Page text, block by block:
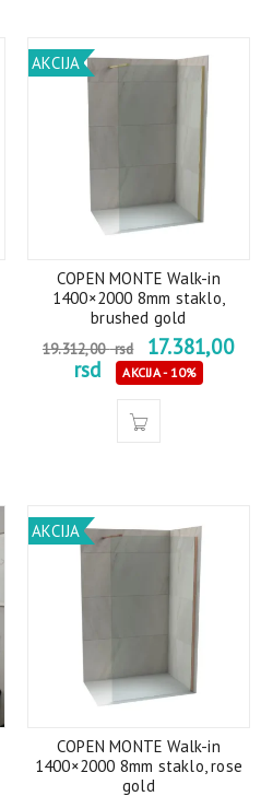
AKCIJA
COPEN MONTE Walk-in
1400×2000 8mm staklo,
brushed gold
19.312,00rsd
17.381,00
rsd
AKCIJA - 10%
AKCIJA
COPEN MONTE Walk-in
1400×2000 8mm staklo, rose
gold